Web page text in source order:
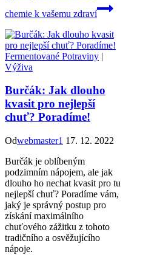
chemie k vašemu zdraví
Fermentované Potraviny |
Výživa
Burčák: Jak dlouho
kvasit pro nejlepší
chuť? Poradíme!
Odwebmaster1 17. 12. 2022
Burčák je oblíbeným
podzimním nápojem, ale jak
dlouho ho nechat kvasit pro tu
nejlepší chuť? Poradíme vám,
jaký je správný postup pro
získání maximálního
chuťového zážitku z tohoto
tradičního a osvěžujícího
nápoje.